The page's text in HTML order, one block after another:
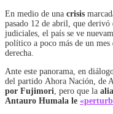
En medio de una crisis
pasado 12 de abril, que
judiciales, el país se ve
político a poco más de un
derecha.
Ante este panorama, en
del partido Ahora Nación, de
por Fujimori, pero que la
Antauro Humala le